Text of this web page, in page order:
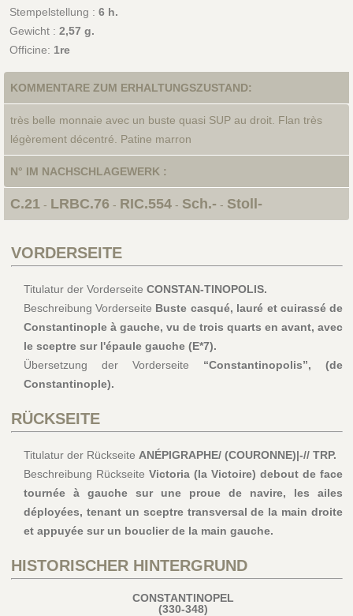
Stempelstellung : 6 h.
Gewicht : 2,57 g.
Officine: 1re
KOMMENTARE ZUM ERHALTUNGSZUSTAND:
très belle monnaie avec un buste quasi SUP au droit. Flan très
légèrement décentré. Patine marron
N° IM NACHSCHLAGEWERK :
C.21- LRBC.76 - RIC.554- Sch.- - Stoll-
VORDERSEITE
Titulatur der Vorderseite CONSTAN-TINOPOLIS.
Beschreibung Vorderseite Buste casqué, lauré et cuirassé de
Constantinople à gauche, vu de trois quarts en avant, avec
le sceptre sur l'épaule gauche (E*7).
Übersetzung der Vorderseite “Constantinopolis”, (de
Constantinople).
RÜCKSEITE
Titulatur der Rückseite ANÉPIGRAPHE/ (COURONNE)|-// TRP.
Beschreibung Rückseite Victoria (la Victoire) debout de face
tournée à gauche sur une proue de navire, les ailes
déployées, tenant un sceptre transversal de la main droite
et appuyée sur un bouclier de la main gauche.
HISTORISCHER HINTERGRUND
CONSTANTINOPEL
(330-348)